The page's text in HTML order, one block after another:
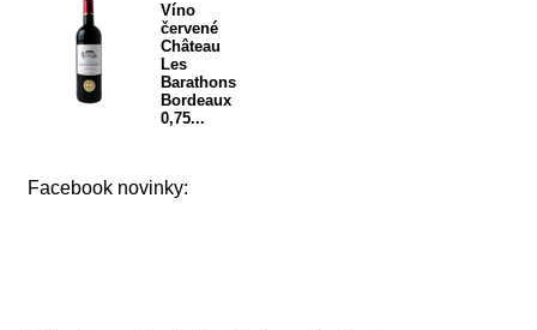
Víno
červené
Château
Les
Barathons
Bordeaux
0,75...
Facebook novinky: